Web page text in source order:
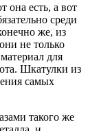
она есть, а вот
среди
же, из
не только
для
Шкатулки из
самых
такого же